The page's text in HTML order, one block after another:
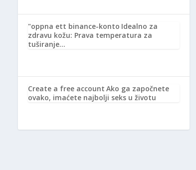
"oppna ett binance-konto Idealno za
zdravu kožu: Prava temperatura za
tuširanje…
Create a free account Ako ga započnete
ovako, imaćete najbolji seks u životu